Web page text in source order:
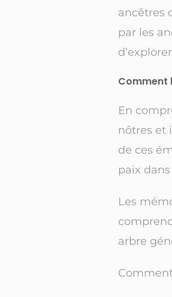
ancêtres
par les
Comment
En
nôtres et
de ces
paix
Les
arbre